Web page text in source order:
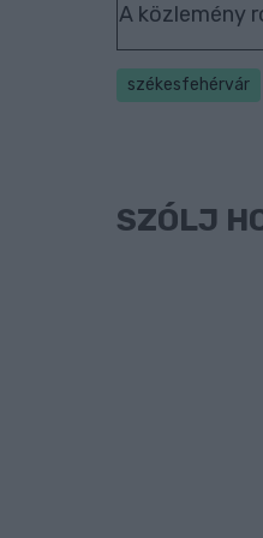
A közlemény
székesfehérvár
SZÓLJ